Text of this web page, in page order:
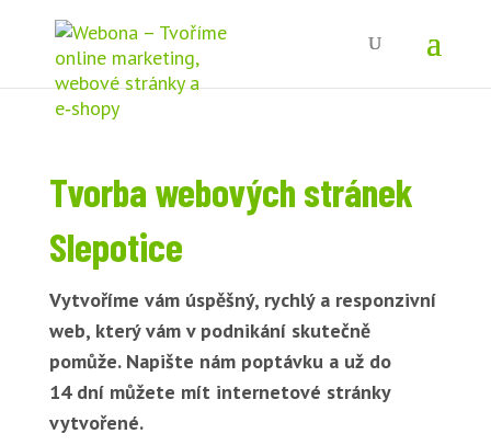
Tvorba webových stránek
Slepotice
Vytvoříme vám úspěšný, rychlý a responzivní
web, který vám v podnikání skutečně
pomůže. Napište nám poptávku a už do
14 dní můžete mít internetové stránky
vytvořené.